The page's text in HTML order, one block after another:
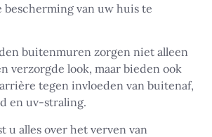
bescherming van uw huis te
buitenmuren zorgen niet alleen
verzorgde look, maar bieden ook
tegen invloeden van buitenaf,
en uv-straling.
u alles over het verven van